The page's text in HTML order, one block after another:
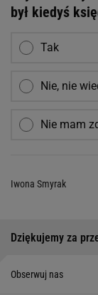
był kiedyś
Tak
Nie, nie
Nie mam
Iwona Smyrak
Dziękujemy za
Obserwuj nas